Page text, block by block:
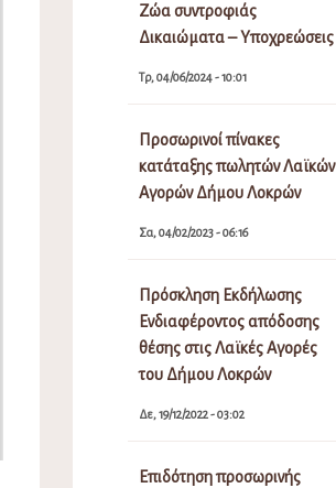
Ζώα συντροφιάς
Δικαιώματα – Υποχρεώσεις
Τρ, 04/06/2024 - 10:01
Προσωρινοί πίνακες
κατάταξης πωλητών Λαϊκών
Αγορών Δήμου Λοκρών
Σα, 04/02/2023 - 06:16
Πρόσκληση Εκδήλωσης
Ενδιαφέροντος απόδοσης
θέσης στις Λαϊκές Αγορές
του Δήμου Λοκρών
Δε, 19/12/2022 - 03:02
Επιδότηση προσωρινής